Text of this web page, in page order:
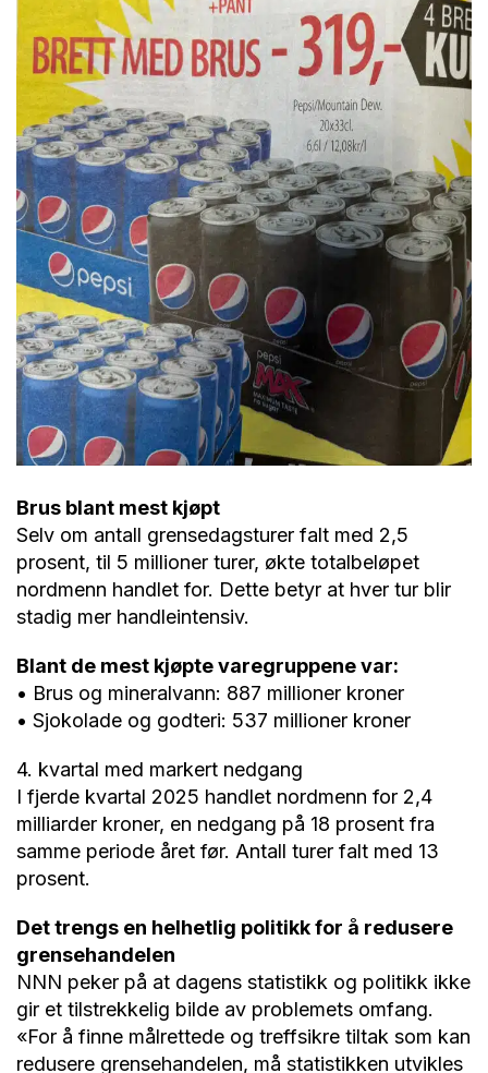
Brus blant mest kjøpt
Selv om antall grensedagsturer falt med 2,5
prosent, til 5 millioner turer, økte totalbeløpet
nordmenn handlet for. Dette betyr at hver tur blir
stadig mer handleintensiv.
Blant de mest kjøpte varegruppene var:
• Brus og mineralvann: 887 millioner kroner
• Sjokolade og godteri: 537 millioner kroner
4. kvartal med markert nedgang
I fjerde kvartal 2025 handlet nordmenn for 2,4
milliarder kroner, en nedgang på 18 prosent fra
samme periode året før. Antall turer falt med 13
prosent.
Det trengs en helhetlig politikk for å redusere
grensehandelen
NNN peker på at dagens statistikk og politikk ikke
gir et tilstrekkelig bilde av problemets omfang.
«For å finne målrettede og treffsikre tiltak som kan
redusere grensehandelen, må statistikken utvikles